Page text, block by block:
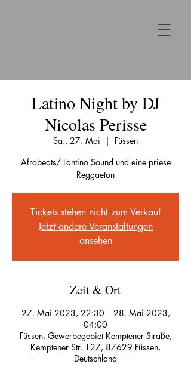
Latino Night by DJ
Nicolas Perisse
Sa., 27. Mai
  |
Füssen
Afrobeats/ Lantino Sound und eine priese
Reggaeton
Tickets stehen nicht zum Verkauf
Jetzt andere Veranstaltungen
ansehen
Zeit & Ort
27. Mai 2023, 22:30 – 28. Mai 2023,
04:00
Füssen, Gewerbegebiet Kemptener Straße,
Kemptener Str. 127, 87629 Füssen,
Deutschland